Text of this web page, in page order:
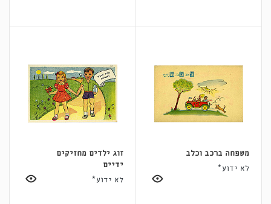
משפחה ברכב וכלב
לא ידוע*
זוג ילדים מחזיקים
ידיים
לא ידוע*